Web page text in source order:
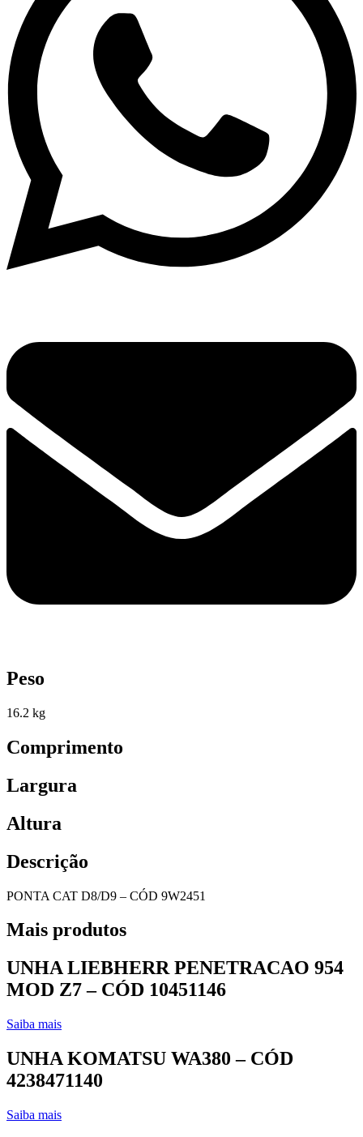
Peso
16.2 kg
Comprimento
Largura
Altura
Descrição
PONTA CAT D8/D9 – CÓD 9W2451
Mais produtos
UNHA LIEBHERR PENETRACAO 954
MOD Z7 – CÓD 10451146
Saiba mais
UNHA KOMATSU WA380 – CÓD
4238471140
Saiba mais